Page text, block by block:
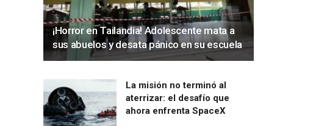
¡Horror en Tailandia! Adolescente mata a
sus abuelos y desata pánico en su escuela
La misión no terminó al
aterrizar: el desafío que
ahora enfrenta SpaceX